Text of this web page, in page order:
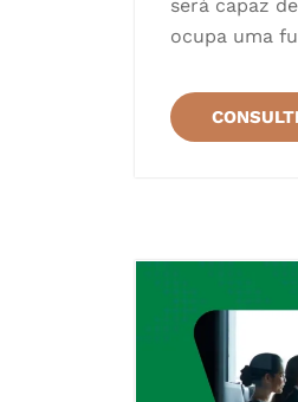
será capaz
ocupa uma